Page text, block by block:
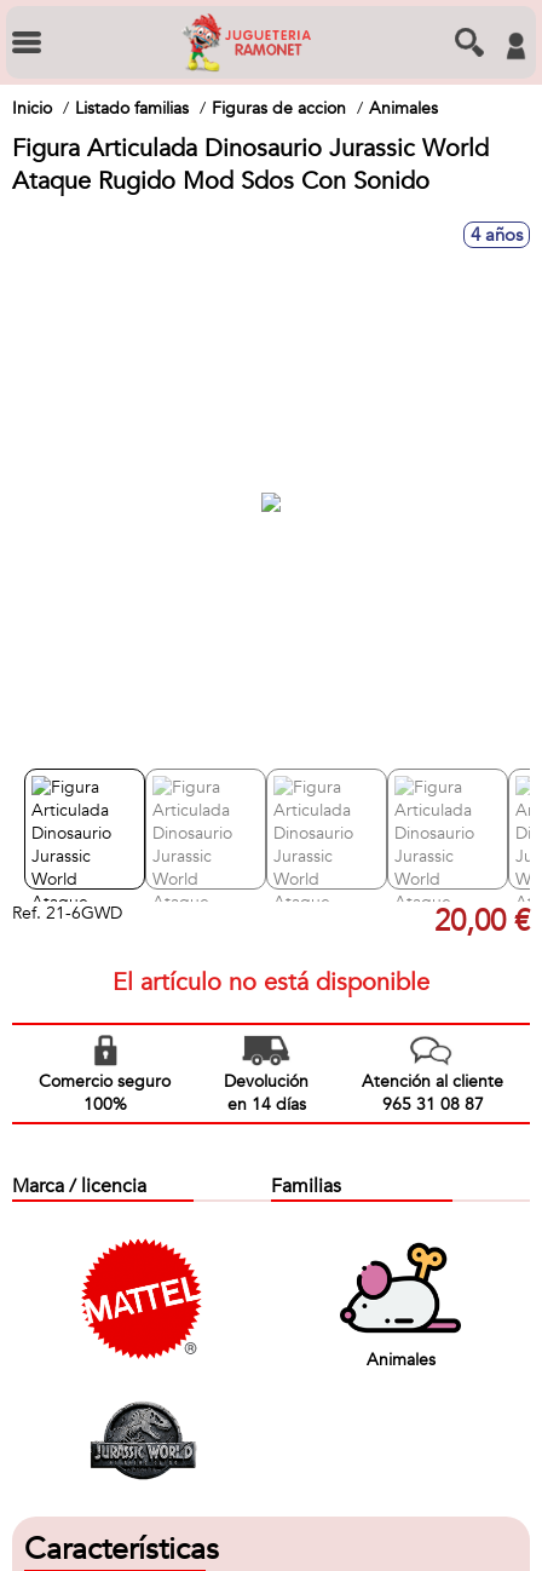
Inicio Listado familias Figuras de accion Animales
Figura Articulada Dinosaurio Jurassic World
Ataque Rugido Mod Sdos Con Sonido
4 años
Ref. 21-6GWD 20,00 €
El artículo no está disponible
Comercio seguro
100%
Devolución
en 14 días
Atención al cliente
965 31 08 87
Marca / licencia Familias
Animales
Características